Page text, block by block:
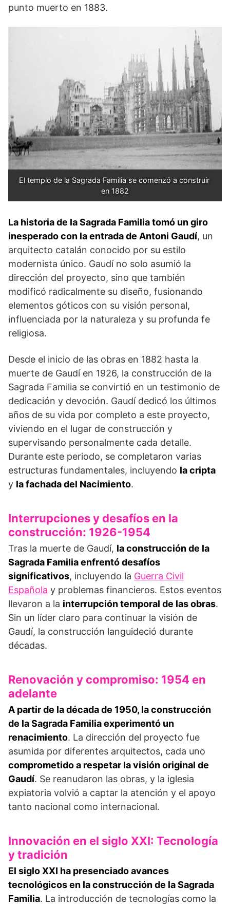
punto muerto en 1883.
El templo de la Sagrada Familia se comenzó a construir
en 1882
La historia de la Sagrada Familia tomó un giro
inesperado con la entrada de Antoni Gaudí, un
arquitecto catalán conocido por su estilo
modernista único. Gaudí no solo asumió la
dirección del proyecto, sino que también
modificó radicalmente su diseño, fusionando
elementos góticos con su visión personal,
influenciada por la naturaleza y su profunda fe
religiosa.
Desde el inicio de las obras en 1882 hasta la
muerte de Gaudí en 1926, la construcción de la
Sagrada Familia se convirtió en un testimonio de
dedicación y devoción. Gaudí dedicó los últimos
años de su vida por completo a este proyecto,
viviendo en el lugar de construcción y
supervisando personalmente cada detalle.
Durante este periodo, se completaron varias
estructuras fundamentales, incluyendo la cripta
y la fachada del Nacimiento.
Interrupciones y desafíos en la
construcción: 1926-1954
Tras la muerte de Gaudí, la construcción de la
Sagrada Familia enfrentó desafíos
significativos, incluyendo la Guerra Civil
Española y problemas financieros. Estos eventos
llevaron a la interrupción temporal de las obras.
Sin un líder claro para continuar la visión de
Gaudí, la construcción languideció durante
décadas.
Renovación y compromiso: 1954 en
adelante
A partir de la década de 1950, la construcción
de la Sagrada Familia experimentó un
renacimiento. La dirección del proyecto fue
asumida por diferentes arquitectos, cada uno
comprometido a respetar la visión original de
Gaudí. Se reanudaron las obras, y la iglesia
expiatoria volvió a captar la atención y el apoyo
tanto nacional como internacional.
Innovación en el siglo XXI: Tecnología
y tradición
El siglo XXI ha presenciado avances
tecnológicos en la construcción de la Sagrada
Familia. La introducción de tecnologías como la